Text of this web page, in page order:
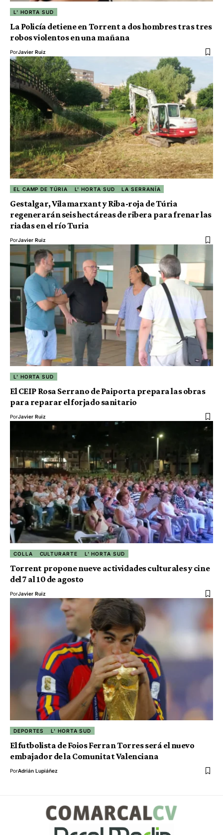
L' HORTA SUD
La Policía detiene en Torrent a dos hombres tras tres
robos violentos en una mañana
PorJavier Ruiz
EL CAMP DE TÚRIA L' HORTA SUD LA SERRANÍA
Gestalgar, Vilamarxant y Riba-roja de Túria
regenerarán seis hectáreas de ribera para frenar las
riadas en el río Turia
PorJavier Ruiz
L' HORTA SUD
El CEIP Rosa Serrano de Paiporta prepara las obras
para reparar el forjado sanitario
PorJavier Ruiz
COLLA CULTURARTE L' HORTA SUD
Torrent propone nueve actividades culturales y cine
del 7 al 10 de agosto
PorJavier Ruiz
DEPORTES L' HORTA SUD
El futbolista de Foios Ferran Torres será el nuevo
embajador de la Comunitat Valenciana
PorAdrián Lupiáñez